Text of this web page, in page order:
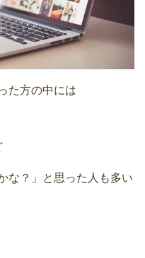
た方の中には
な？」と思った人も多い